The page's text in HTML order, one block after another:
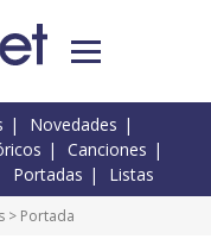
Novedades
Canciones
Portadas Listas
> Portada